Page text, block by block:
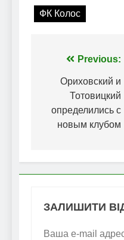
ФК Колос
Навігація
записів
Previous:
Ориховский и
Тотовицкий
определились с
новым клубом
ЗАЛИШИТИ
Ваша e-mail